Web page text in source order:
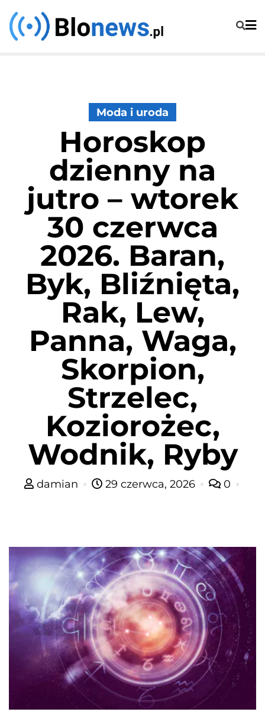
Skip
to
Moda i uroda
Horoskop
dzienny na
jutro – wtorek
30 czerwca
2026. Baran,
Byk, Bliźnięta,
Rak, Lew,
Panna, Waga,
Skorpion,
Strzelec,
Koziorożec,
Wodnik, Ryby
damian 29 czerwca, 2026 0